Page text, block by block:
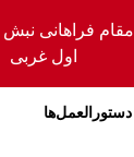
اول غربی
دستورالعمل‌ها